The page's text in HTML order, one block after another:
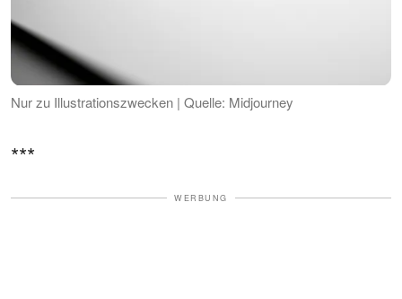
Nur zu Illustrationszwecken | Quelle: Midjourney
***
WERBUNG